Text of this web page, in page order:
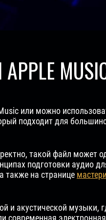
или можно
подходит для
такой файл может
подготовки аудио
также на странице
и акустической музыки,
современная